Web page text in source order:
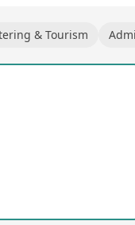
& Tourism